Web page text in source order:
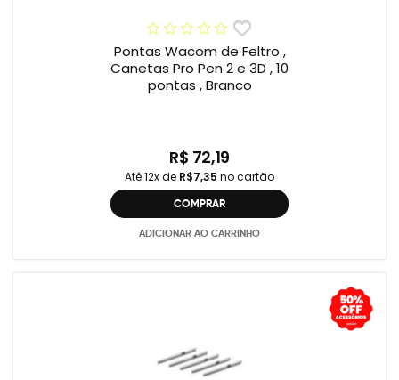
Pontas Wacom de Feltro ,
Canetas Pro Pen 2 e 3D , 10
pontas , Branco
R$ 72,19
Até 12x de R$7,35 no cartão
COMPRAR
ADICIONAR AO CARRINHO